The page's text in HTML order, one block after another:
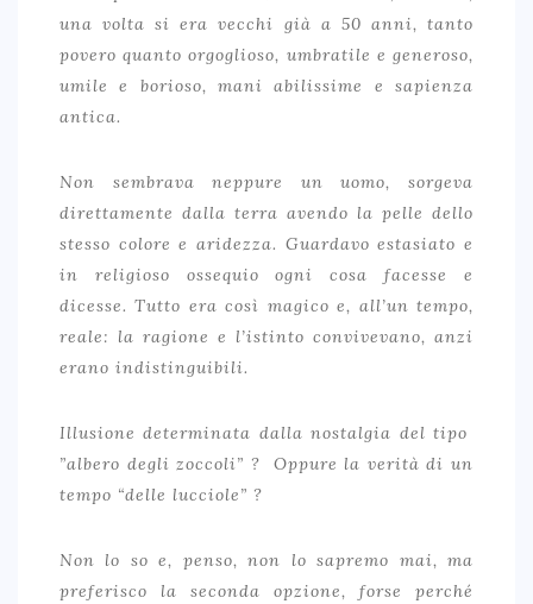
una volta si era vecchi già a 50 anni, tanto
povero quanto orgoglioso, umbratile e generoso,
umile e borioso, mani abilissime e sapienza
antica.
Non sembrava neppure un uomo, sorgeva
direttamente dalla terra avendo la pelle dello
stesso colore e aridezza. Guardavo estasiato e
in religioso ossequio ogni cosa facesse e
dicesse. Tutto era così magico e, all’un tempo,
reale: la ragione e l’istinto convivevano, anzi
erano indistinguibili.
Illusione determinata dalla nostalgia del tipo
”albero degli zoccoli” ? Oppure la verità di un
tempo “delle lucciole” ?
Non lo so e, penso, non lo sapremo mai, ma
preferisco la seconda opzione, forse perché